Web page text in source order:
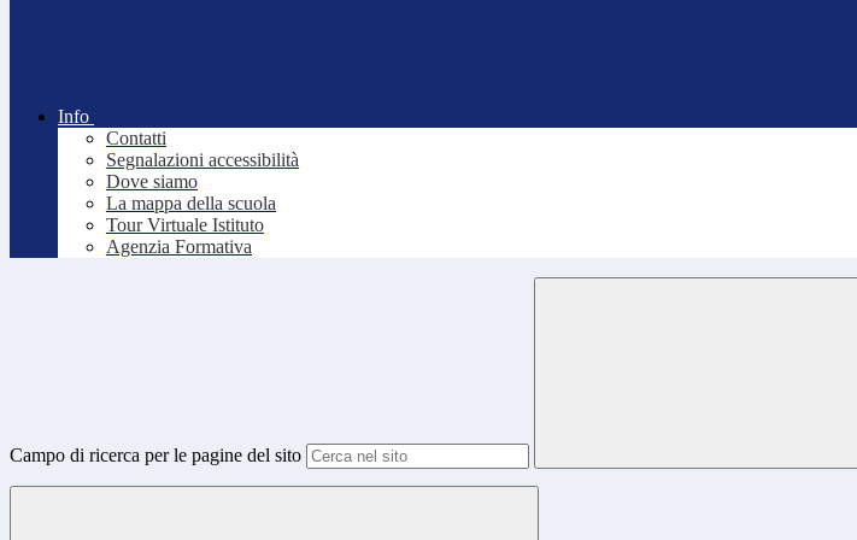
Info
Contatti
Segnalazioni accessibilità
Dove siamo
La mappa della scuola
Tour Virtuale Istituto
Agenzia Formativa
Campo di ricerca per le pagine del sito